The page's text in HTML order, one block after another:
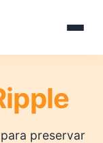
preservar